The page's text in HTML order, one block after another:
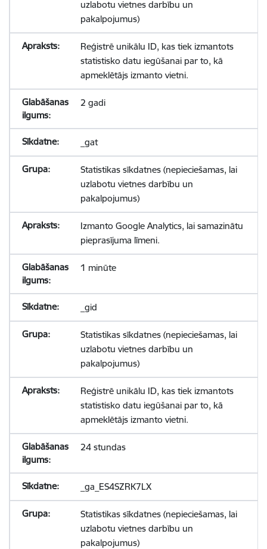
uzlabotu vietnes darbību un
pakalpojumus)
Reģistrē unikālu ID, kas tiek izmantots
statistisko datu iegūšanai par to, kā
apmeklētājs izmanto vietni.
2 gadi
_gat
Statistikas sīkdatnes (nepieciešamas, lai
uzlabotu vietnes darbību un
pakalpojumus)
Izmanto Google Analytics, lai samazinātu
pieprasījuma līmeni.
1 minūte
_gid
Statistikas sīkdatnes (nepieciešamas, lai
uzlabotu vietnes darbību un
pakalpojumus)
Reģistrē unikālu ID, kas tiek izmantots
statistisko datu iegūšanai par to, kā
apmeklētājs izmanto vietni.
24 stundas
_ga_ES4SZRK7LX
Statistikas sīkdatnes (nepieciešamas, lai
uzlabotu vietnes darbību un
pakalpojumus)